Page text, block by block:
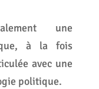
une
à la fois
avec une
politique.